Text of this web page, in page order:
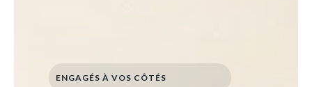
ENGAGÉS À VOS CÔTÉS